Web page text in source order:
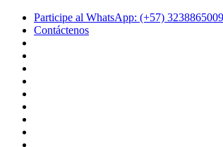
Participe al WhatsApp: (+57) 3238865009
Contáctenos